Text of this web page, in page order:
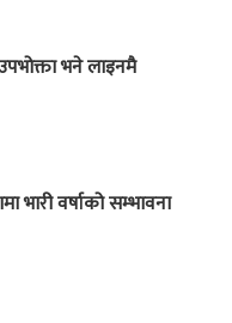
भने लाइनमै
वर्षाको सम्भावना